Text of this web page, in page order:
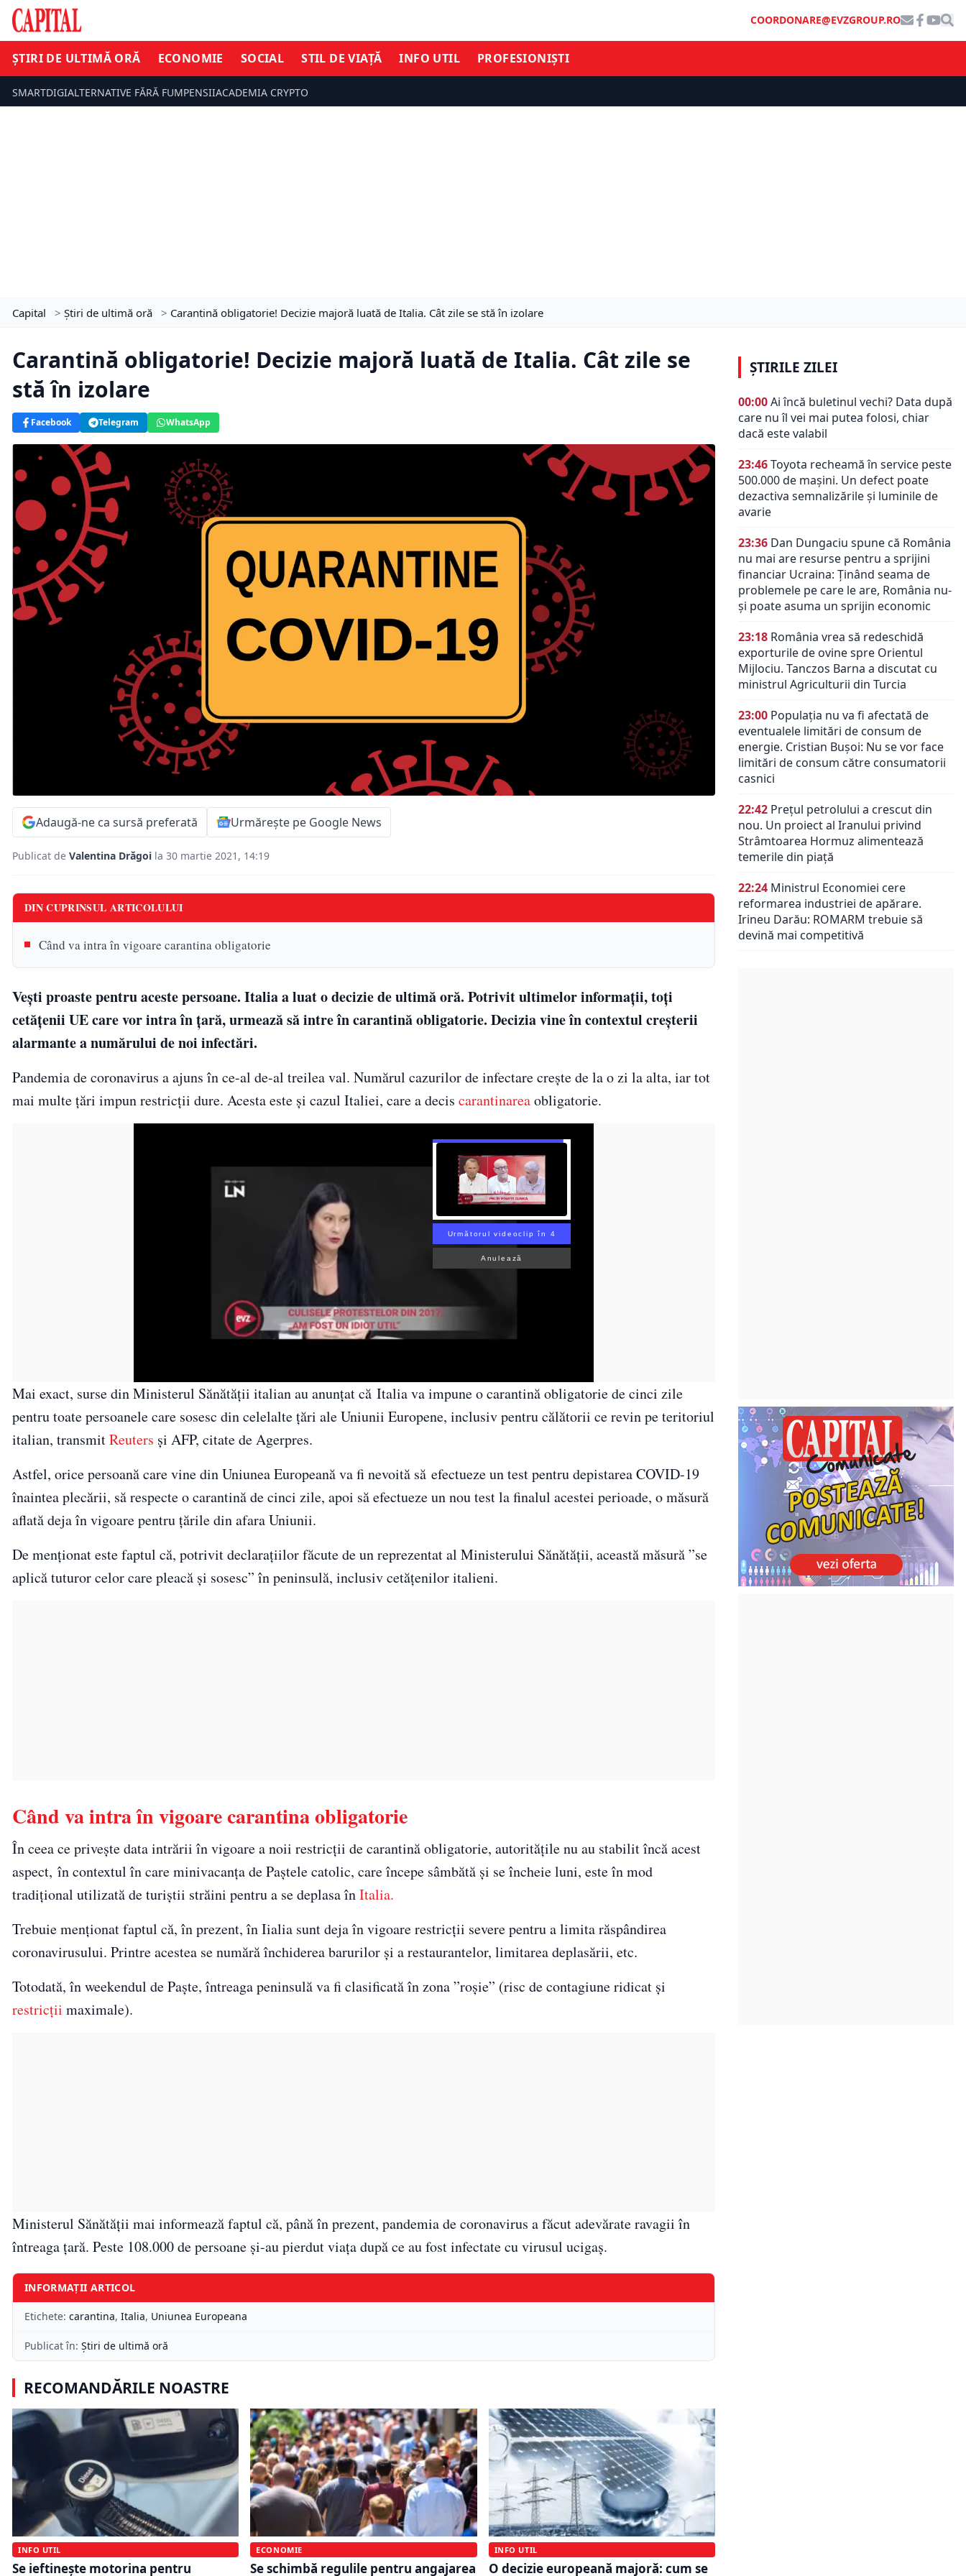
COORDONARE@EVZGROUP.RO
ȘTIRI DE ULTIMĂ ORĂ ECONOMIE SOCIAL STIL DE VIAȚĂ INFO UTIL PROFESIONIȘTI
SMARTDIGIALTERNATIVE FĂRĂ FUMPENSIIACADEMIA CRYPTO
Capital > Știri de ultimă oră > Carantină obligatorie! Decizie majoră luată de Italia. Cât zile se stă în izolare
Carantină obligatorie! Decizie majoră luată de Italia. Cât zile se
stă în izolare
Facebook Telegram WhatsApp
Adaugă-ne ca sursă preferată Urmărește pe Google News
Publicat de Valentina Drăgoi la 30 martie 2021, 14:19
DIN CUPRINSUL ARTICOLULUI
Când va intra în vigoare carantina obligatorie
Vești proaste pentru aceste persoane. Italia a luat o decizie de ultimă oră. Potrivit ultimelor informații, toți
cetățenii UE care vor intra în țară, urmează să intre în carantină obligatorie. Decizia vine în contextul creșterii
alarmante a numărului de noi infectări.
Pandemia de coronavirus a ajuns în ce-al de-al treilea val. Numărul cazurilor de infectare crește de la o zi la alta, iar tot
mai multe țări impun restricții dure. Acesta este și cazul Italiei, care a decis carantinareaobligatorie.
Următorul videoclip în 3
Anulează
Mai exact, surse din Ministerul Sănătății italian au anunțat că Italia va impune o carantină obligatorie de cinci zile
pentru toate persoanele care sosesc din celelalte ţări ale Uniunii Europene, inclusiv pentru călătorii ce revin pe teritoriul
italian, transmitReuters şi AFP, citate de Agerpres.
Astfel, orice persoană care vine din Uniunea Europeană va fi nevoită să efectueze un test pentru depistarea COVID-19
înaintea plecării, să respecte o carantină de cinci zile, apoi să efectueze un nou test la finalul acestei perioade, o măsură
aflată deja în vigoare pentru ţările din afara Uniunii.
De menționat este faptul că, potrivit declarațiilor făcute de un reprezentat al Ministerului Sănătății, această măsură ”se
aplică tuturor celor care pleacă şi sosesc” în peninsulă, inclusiv cetăţenilor italieni.
Când va intra în vigoare carantina obligatorie
În ceea ce privește data intrării în vigoare a noii restricții de carantină obligatorie, autoritățile nu au stabilit încă acest
aspect, în contextul în care minivacanţa de Paştele catolic, care începe sâmbătă şi se încheie luni, este în mod
tradiţional utilizată de turiştii străini pentru a se deplasa înItalia.
Trebuie menționat faptul că, în prezent, în Iialia sunt deja în vigoare restricţii severe pentru a limita răspândirea
coronavirusului. Printre acestea se numără închiderea barurilor şi a restaurantelor, limitarea deplasării, etc.
Totodată, în weekendul de Paște, întreaga peninsulă va fi clasificată în zona ”roşie” (risc de contagiune ridicat şi
restricţii maximale).
Ministerul Sănătății mai informează faptul că, până în prezent, pandemia de coronavirus a făcut adevărate ravagii în
întreaga țară. Peste 108.000 de persoane și-au pierdut viața după ce au fost infectate cu virusul ucigaș.
INFORMAȚII ARTICOL
Etichete: carantina, Italia, Uniunea Europeana
Publicat în: Știri de ultimă oră
RECOMANDĂRILE NOASTRE
INFO UTIL
Se ieftinește motorina pentru
ECONOMIE
Se schimbă regulile pentru angajarea
INFO UTIL
O decizie europeană majoră: cum se
ȘTIRILE ZILEI
00:00Ai încă buletinul vechi? Data după
care nu îl vei mai putea folosi, chiar
dacă este valabil
23:46Toyota recheamă în service peste
500.000 de mașini. Un defect poate
dezactiva semnalizările și luminile de
avarie
23:36 Dan Dungaciu spune că România
nu mai are resurse pentru a sprijini
financiar Ucraina: Ținând seama de
problemele pe care le are, România nu-
și poate asuma un sprijin economic
23:18 România vrea să redeschidă
exporturile de ovine spre Orientul
Mijlociu. Tanczos Barna a discutat cu
ministrul Agriculturii din Turcia
23:00 Populația nu va fi afectată de
eventualele limitări de consum de
energie. Cristian Bușoi: Nu se vor face
limitări de consum către consumatorii
casnici
22:42 Prețul petrolului a crescut din
nou. Un proiect al Iranului privind
Strâmtoarea Hormuz alimentează
temerile din piață
22:24 Ministrul Economiei cere
reformarea industriei de apărare.
Irineu Darău: ROMARM trebuie să
devină mai competitivă